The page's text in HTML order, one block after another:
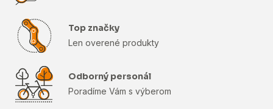
Top značky
Len overené produkty
Odborný personál
Poradíme Vám s výberom